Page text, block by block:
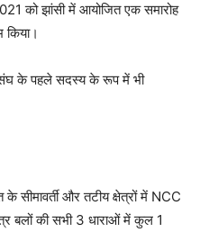
को झांसी में आयोजित एक समारोह
किया।
संघ के पहले सदस्य के रूप में भी
के सीमावर्ती और तटीय क्षेत्रों में NCC
बलों की सभी 3 धाराओं में कुल 1